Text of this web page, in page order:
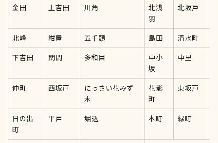
金田
上吉田 川角
北浅
羽
北坂戸
北峰 紺屋 五千頭 島田
清水町
下吉田
関間 多和目
中小
坂
中里
仲町 西坂戸
にっさい花みず
木
花影
町
東坂戸
日の出
町
平戸 堀込 本町 緑町